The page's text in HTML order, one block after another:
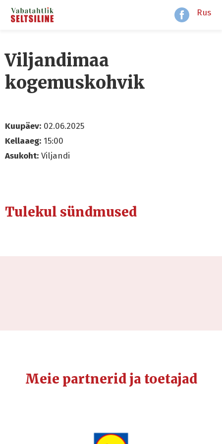
Rus
Viljandimaa
kogemuskohvik
Kuupäev: 02.06.2025
Kellaaeg: 15:00
Asukoht: Viljandi
Tulekul sündmused
Meie partnerid ja toetajad